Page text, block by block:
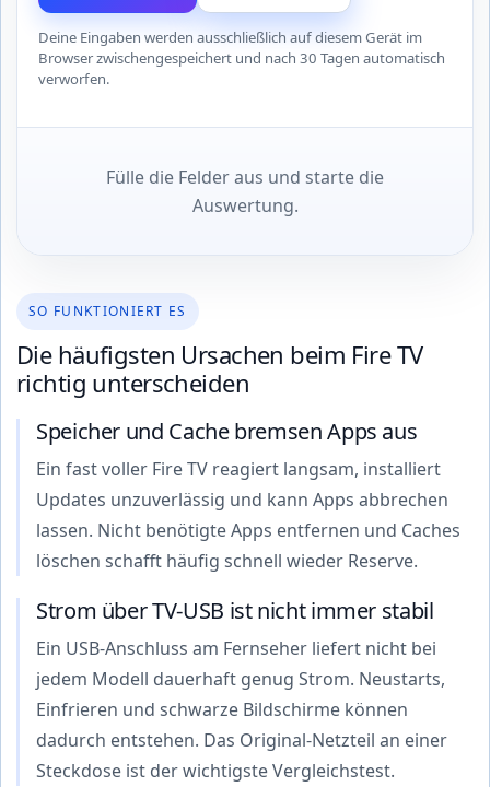
Deine Eingaben werden ausschließlich auf diesem Gerät im
Browser zwischengespeichert und nach 30 Tagen automatisch
verworfen.
Fülle die Felder aus und starte die
Auswertung.
SO FUNKTIONIERT ES
Die häufigsten Ursachen beim Fire TV
richtig unterscheiden
Speicher und Cache bremsen Apps aus
Ein fast voller Fire TV reagiert langsam, installiert
Updates unzuverlässig und kann Apps abbrechen
lassen. Nicht benötigte Apps entfernen und Caches
löschen schafft häufig schnell wieder Reserve.
Strom über TV-USB ist nicht immer stabil
Ein USB-Anschluss am Fernseher liefert nicht bei
jedem Modell dauerhaft genug Strom. Neustarts,
Einfrieren und schwarze Bildschirme können
dadurch entstehen. Das Original-Netzteil an einer
Steckdose ist der wichtigste Vergleichstest.